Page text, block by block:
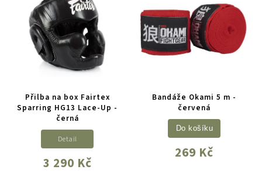
Přilba na box Fairtex
Sparring HG13 Lace-Up -
černá
3 290 Kč
Detail
Bandáže Okami 5 m -
červená
269 Kč
Do košíku